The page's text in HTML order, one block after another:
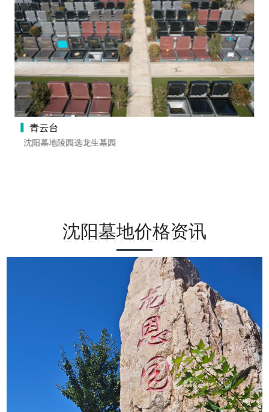
青云台
沈阳墓地陵园选龙生墓园
沈阳墓地价格资讯
SHENYANGMUDI